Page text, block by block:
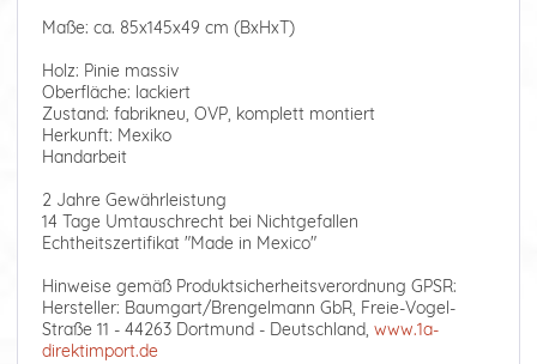
Maße: ca. 85x145x49 cm (BxHxT)
Holz: Pinie massiv
Oberfläche: lackiert
Zustand: fabrikneu, OVP, komplett montiert
Herkunft: Mexiko
Handarbeit
2 Jahre Gewährleistung
14 Tage Umtauschrecht bei Nichtgefallen
Echtheitszertifikat "Made in Mexico"
Hinweise gemäß Produktsicherheitsverordnung GPSR:
Hersteller: Baumgart/Brengelmann GbR, Freie-Vogel-
Straße 11 - 44263 Dortmund - Deutschland, www.1a-
direktimport.de